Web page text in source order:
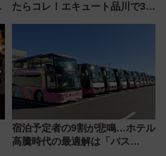
たらコレ！エキュート品川で3年
宿泊予定者の9割が悲鳴…ホテル
高騰時代の最適解は「バス